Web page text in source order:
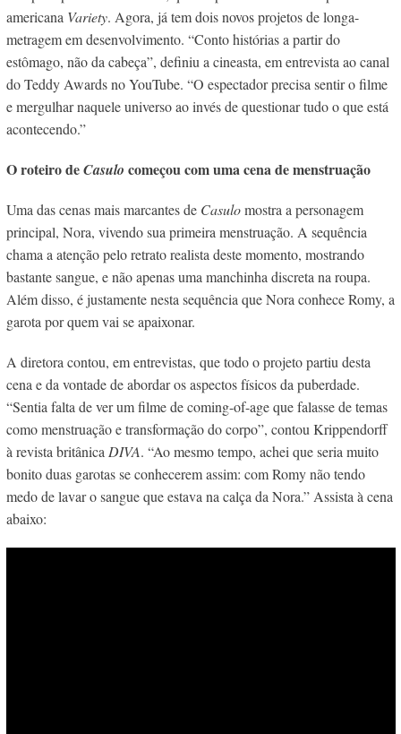
americana Variety. Agora, já tem dois novos projetos de longa-
metragem em desenvolvimento. “Conto histórias a partir do
estômago, não da cabeça”, definiu a cineasta, em entrevista ao canal
do Teddy Awards no YouTube. “O espectador precisa sentir o filme
e mergulhar naquele universo ao invés de questionar tudo o que está
acontecendo.”
O roteiro deCasulo começou com uma cena de menstruação
Uma das cenas mais marcantes de Casulomostra a personagem
principal, Nora, vivendo sua primeira menstruação. A sequência
chama a atenção pelo retrato realista deste momento, mostrando
bastante sangue, e não apenas uma manchinha discreta na roupa.
Além disso, é justamente nesta sequência que Nora conhece Romy, a
garota por quem vai se apaixonar.
A diretora contou, em entrevistas, que todo o projeto partiu desta
cena e da vontade de abordar os aspectos físicos da puberdade.
“Sentia falta de ver um filme de coming-of-age que falasse de temas
como menstruação e transformação do corpo”, contou Krippendorff
à revista britânica DIVA. “Ao mesmo tempo, achei que seria muito
bonito duas garotas se conhecerem assim: com Romy não tendo
medo de lavar o sangue que estava na calça da Nora.” Assista à cena
abaixo: